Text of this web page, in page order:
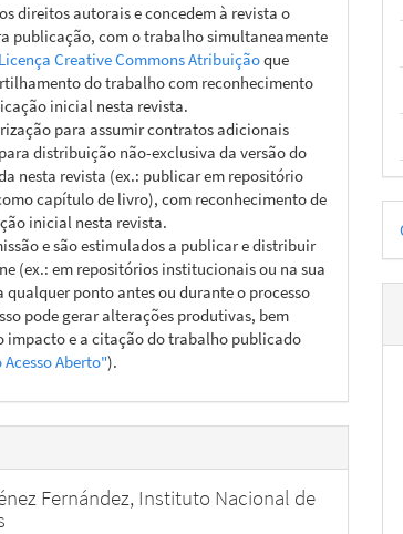
direitos autorais e concedem à revista o
publicação, com o trabalho simultaneamente
Licença Creative Commons Atribuiçãoque
do trabalho com reconhecimento
inicial nesta revista.
para assumir contratos adicionais
distribuição não-exclusiva da versão do
nesta revista (ex.: publicar em repositório
capítulo de livro), com reconhecimento de
inicial nesta revista.
e são estimulados a publicar e distribuir
(ex.: em repositórios institucionais ou na sua
qualquer ponto antes ou durante o processo
pode gerar alterações produtivas, bem
impacto e a citação do trabalho publicado
Acesso Aberto").
Fernández, Instituto Nacional de